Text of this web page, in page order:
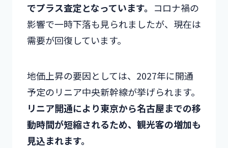
でプラス査定となっています。 コロナ禍の
影響で一時下落も見られましたが、現在は
需要が回復しています。
地価上昇の要因としては、2027年に開通
予定のリニア中央新幹線が挙げられます。
リニア開通により東京から名古屋までの移
動時間が短縮されるため、観光客の増加も
見込まれます。